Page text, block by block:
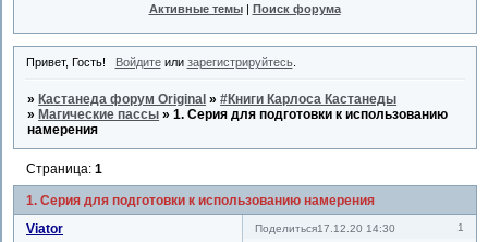
Активные темы| Поиск форума
Привет, Гость! Войдитеили зарегистрируйтесь.
» Кастанеда форум Original »#Книги Карлоса Кастанеды
» Магические пассы »1. Серия для подготовки к использованию
намерения
1. Серия для подготовки к использованию намерения
Страница:1
Поделиться 1
17.12.20 14:30
Viator